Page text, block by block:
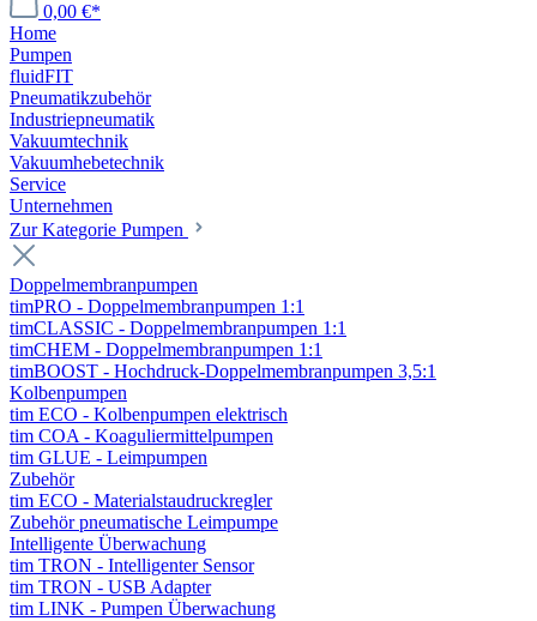
0,00 €*
Home
Pumpen
fluidFIT
Pneumatikzubehör
Industriepneumatik
Vakuumtechnik
Vakuumhebetechnik
Service
Unternehmen
Zur Kategorie Pumpen
Doppelmembranpumpen
timPRO - Doppelmembranpumpen 1:1
timCLASSIC - Doppelmembranpumpen 1:1
timCHEM - Doppelmembranpumpen 1:1
timBOOST - Hochdruck-Doppelmembranpumpen 3,5:1
Kolbenpumpen
tim ECO - Kolbenpumpen elektrisch
tim COA - Koaguliermittelpumpen
tim GLUE - Leimpumpen
Zubehör
tim ECO - Materialstaudruckregler
Zubehör pneumatische Leimpumpe
Intelligente Überwachung
tim TRON - Intelligenter Sensor
tim TRON - USB Adapter
tim LINK - Pumpen Überwachung